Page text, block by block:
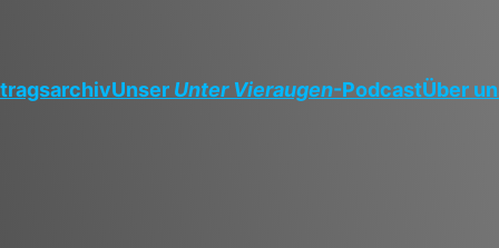
Unser Unter Vieraugen-PodcastÜber